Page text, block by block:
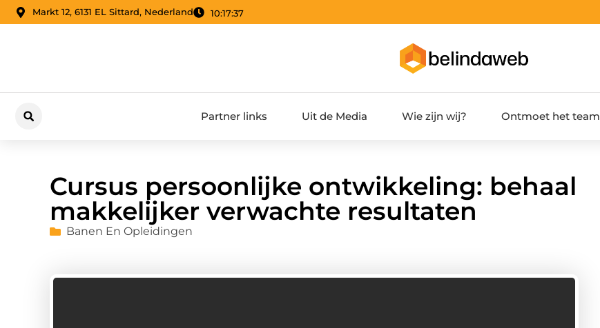
Markt 12, 6131 EL Sittard, Nederland 10:17:38
Partner links Uit de Media Wie zijn wij? Ontmoet het team
Cursus persoonlijke ontwikkeling: behaal
makkelijker verwachte resultaten
Banen En Opleidingen